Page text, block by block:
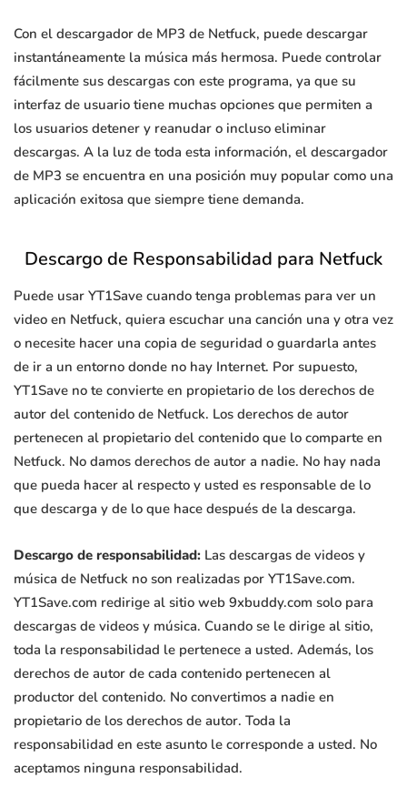
Con el descargador de MP3 de Netfuck, puede descargar
instantáneamente la música más hermosa. Puede controlar
fácilmente sus descargas con este programa, ya que su
interfaz de usuario tiene muchas opciones que permiten a
los usuarios detener y reanudar o incluso eliminar
descargas. A la luz de toda esta información, el descargador
de MP3 se encuentra en una posición muy popular como una
aplicación exitosa que siempre tiene demanda.
Descargo de Responsabilidad para Netfuck
Puede usar YT1Save cuando tenga problemas para ver un
video en Netfuck, quiera escuchar una canción una y otra vez
o necesite hacer una copia de seguridad o guardarla antes
de ir a un entorno donde no hay Internet. Por supuesto,
YT1Save no te convierte en propietario de los derechos de
autor del contenido de Netfuck. Los derechos de autor
pertenecen al propietario del contenido que lo comparte en
Netfuck. No damos derechos de autor a nadie. No hay nada
que pueda hacer al respecto y usted es responsable de lo
que descarga y de lo que hace después de la descarga.
Descargo de responsabilidad: Las descargas de videos y
música de Netfuck no son realizadas por YT1Save.com.
YT1Save.com redirige al sitio web 9xbuddy.com solo para
descargas de videos y música. Cuando se le dirige al sitio,
toda la responsabilidad le pertenece a usted. Además, los
derechos de autor de cada contenido pertenecen al
productor del contenido. No convertimos a nadie en
propietario de los derechos de autor. Toda la
responsabilidad en este asunto le corresponde a usted. No
aceptamos ninguna responsabilidad.